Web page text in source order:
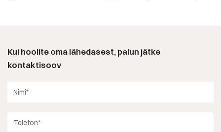
Kui hoolite oma lähedasest, palun jätke
kontaktisoov